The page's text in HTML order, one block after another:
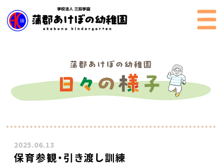
2025.06.13
保育参観・引き渡し訓練